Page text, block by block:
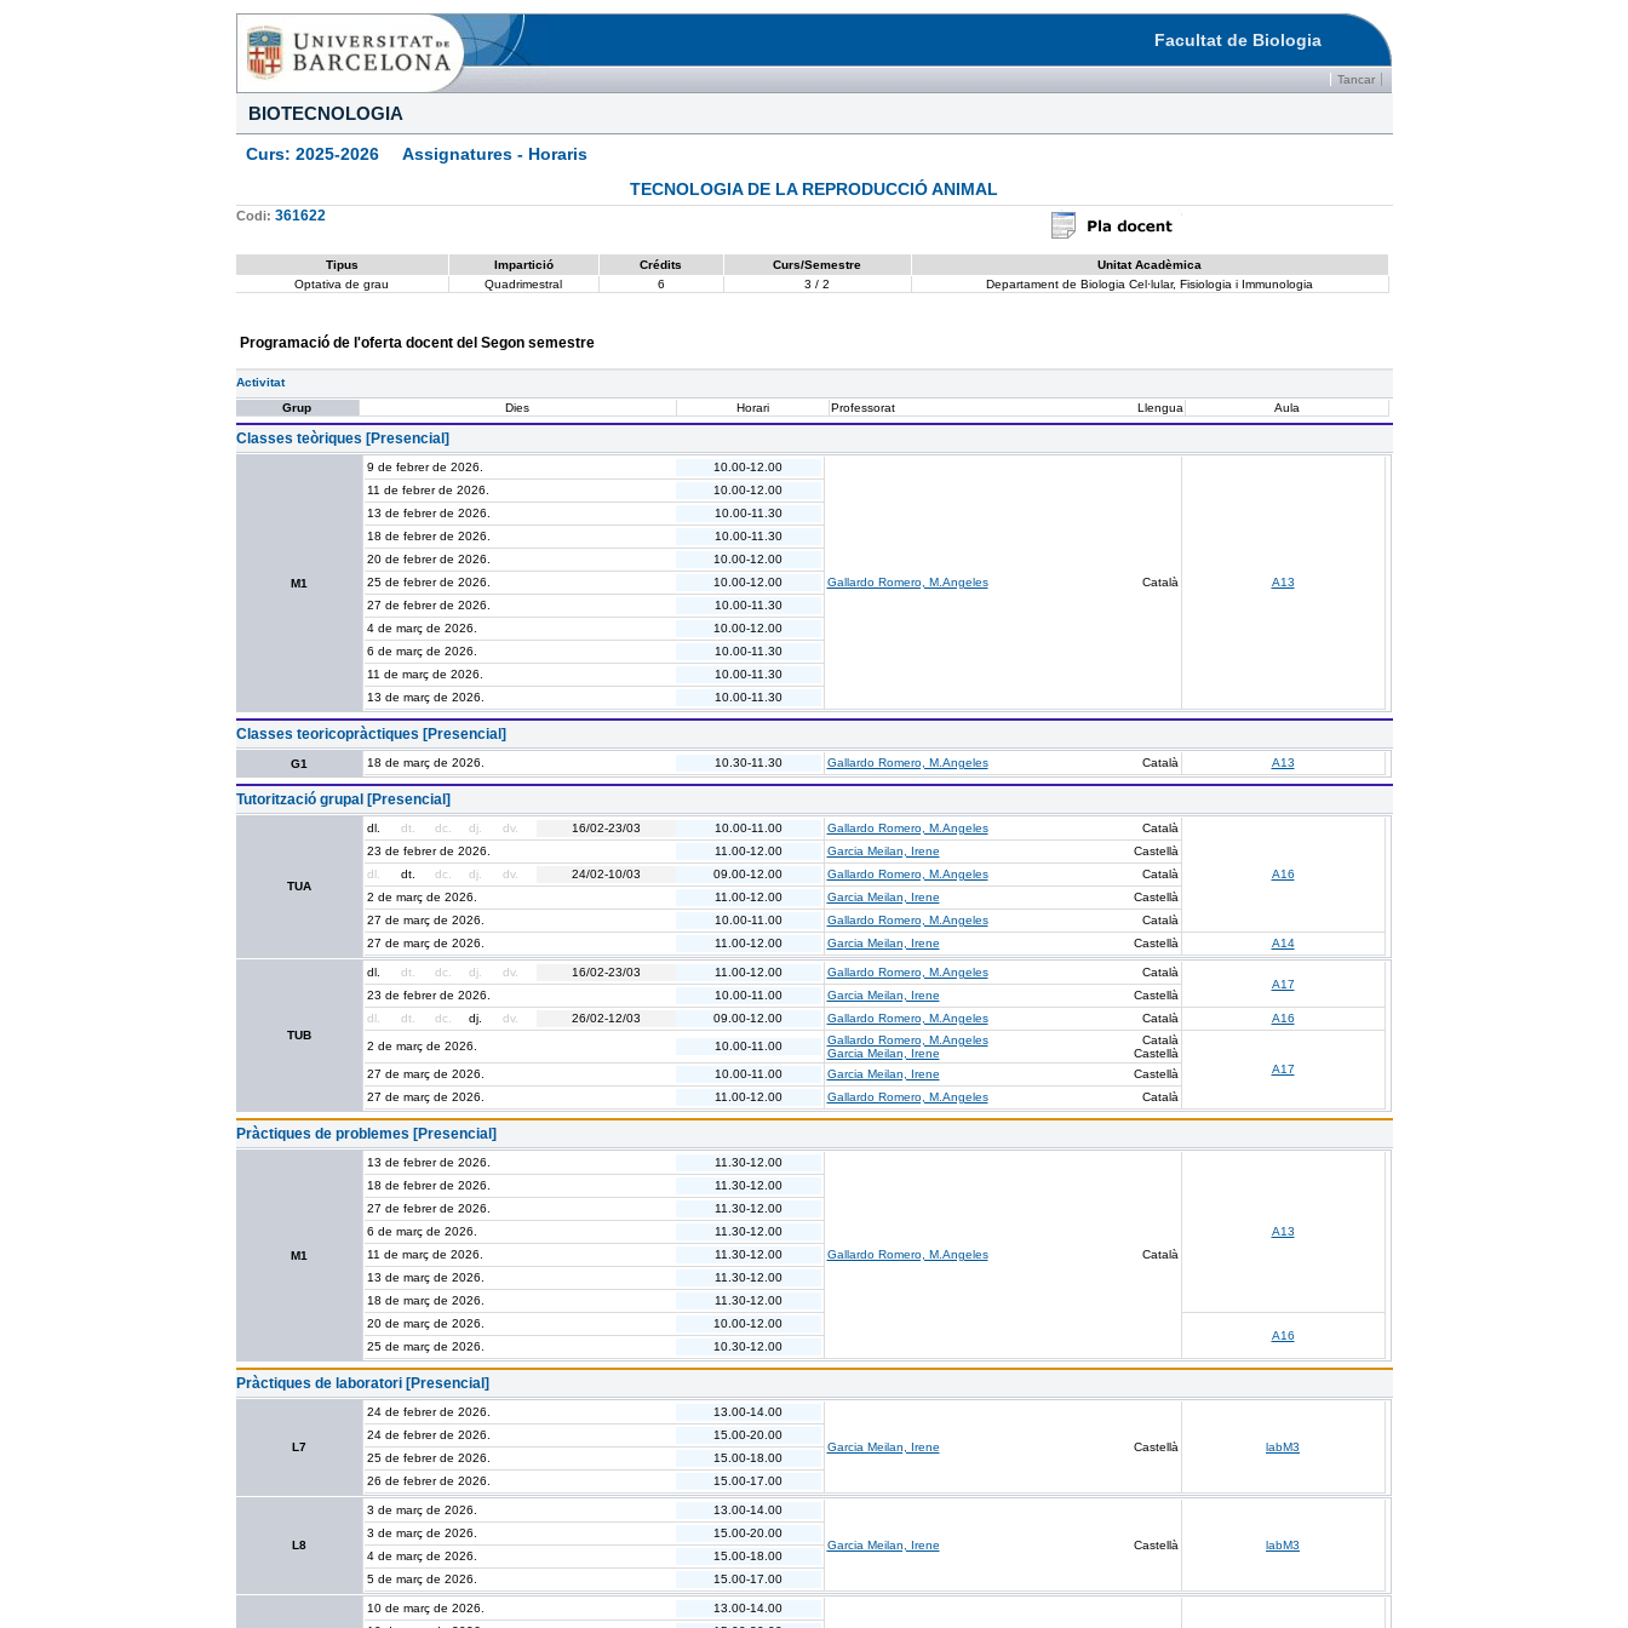
Facultat de Biologia
Tancar
BIOTECNOLOGIA
Curs: 2025-2026 Assignatures - Horaris
TECNOLOGIA DE LA REPRODUCCIÓ ANIMAL
Codi: 361622
Tipus Impartició Crédits Curs/Semestre
Unitat Acadèmica
Optativa de grau
Quadrimestral 6 3 / 2 Departament de Biologia Cel·lular, Fisiologia i Immunologia
Programació de l'oferta docent del Segon semestre
Activitat
Grup
Dies Horari Professorat Llengua Aula
Classes teòriques [Presencial]
M1
9 de febrer de 2026. 10.00-12.00
Gallardo Romero, M.Angeles Català A13
11 de febrer de 2026.
10.00-12.00
13 de febrer de 2026.
10.00-11.30
18 de febrer de 2026.
10.00-11.30
20 de febrer de 2026.
10.00-12.00
25 de febrer de 2026.
10.00-12.00
27 de febrer de 2026.
10.00-11.30
4 de març de 2026.
10.00-12.00
6 de març de 2026.
10.00-11.30
11 de març de 2026.
10.00-11.30
13 de març de 2026.
10.00-11.30
Classes teoricopràctiques [Presencial]
G1 18 de març de 2026. 10.30-11.30 Gallardo Romero, M.Angeles Català A13
Tutorització grupal [Presencial]
TUA
dl. dt. dc. dj. dv. 16/02-23/03 10.00-11.00 Gallardo Romero, M.Angeles Català
A16
23 de febrer de 2026. 11.00-12.00 Garcia Meilan, Irene
Castellà
dl.
dt. dc. dj. dv. 24/02-10/03 09.00-12.00 Gallardo Romero, M.Angeles
Català
2 de març de 2026.
11.00-12.00 Garcia Meilan, Irene
Castellà
27 de març de 2026.
10.00-11.00 Gallardo Romero, M.Angeles
Català
27 de març de 2026.
11.00-12.00 Garcia Meilan, Irene Castellà A14
TUB
dl. dt. dc. dj. dv. 16/02-23/03 11.00-12.00 Gallardo Romero, M.Angeles
Català
A17
23 de febrer de 2026.
10.00-11.00 Garcia Meilan, Irene
Castellà
dl.
dt. dc. dj. dv. 26/02-12/03 09.00-12.00 Gallardo Romero, M.Angeles Català A16
2 de març de 2026. 10.00-11.00 Gallardo Romero, M.Angeles
Català
Garcia Meilan, Irene
Castellà
A17
27 de març de 2026. 10.00-11.00 Garcia Meilan, Irene
Castellà
27 de març de 2026.
11.00-12.00 Gallardo Romero, M.Angeles Català
Pràctiques de problemes [Presencial]
M1
13 de febrer de 2026. 11.30-12.00
Gallardo Romero, M.Angeles Català
A13
18 de febrer de 2026.
11.30-12.00
27 de febrer de 2026.
11.30-12.00
6 de març de 2026.
11.30-12.00
11 de març de 2026.
11.30-12.00
13 de març de 2026.
11.30-12.00
18 de març de 2026.
11.30-12.00
20 de març de 2026.
10.00-12.00
A16
25 de març de 2026.
10.30-12.00
Pràctiques de laboratori [Presencial]
L7
24 de febrer de 2026. 13.00-14.00
Garcia Meilan, Irene Castellà labM3
24 de febrer de 2026.
15.00-20.00
25 de febrer de 2026.
15.00-18.00
26 de febrer de 2026.
15.00-17.00
L8
3 de març de 2026. 13.00-14.00
Garcia Meilan, Irene Castellà labM3
3 de març de 2026.
15.00-20.00
4 de març de 2026.
15.00-18.00
5 de març de 2026.
15.00-17.00
10 de març de 2026.
13.00-14.00